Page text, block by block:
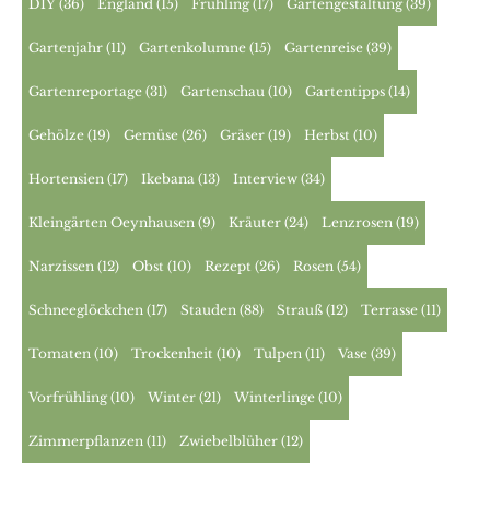
DIY (36) England (15) Frühling (17) Gartengestaltung (39)
Gartenjahr (11) Gartenkolumne (15) Gartenreise (39)
Gartenreportage (31) Gartenschau (10) Gartentipps (14)
Gehölze (19) Gemüse (26) Gräser (19) Herbst (10)
Hortensien (17) Ikebana (13) Interview (34)
Kleingärten Oeynhausen (9) Kräuter (24) Lenzrosen (19)
Narzissen (12) Obst (10) Rezept (26) Rosen (54)
Schneeglöckchen (17) Stauden (88) Strauß (12) Terrasse (11)
Tomaten (10) Trockenheit (10) Tulpen (11) Vase (39)
Vorfrühling (10) Winter (21) Winterlinge (10)
Zimmerpflanzen (11) Zwiebelblüher (12)